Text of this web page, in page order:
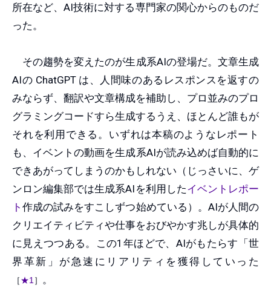
所在など、AI技術に対する専門家の関心からのものだ
った。
その趨勢を変えたのが生成系AIの登場だ。文章生成
AIの ChatGPT は、人間味のあるレスポンスを返すの
みならず、翻訳や文章構成を補助し、プロ並みのプロ
グラミングコードすら生成するうえ、ほとんど誰もが
それを利用できる。いずれは本稿のようなレポート
も、イベントの動画を生成系AIが読み込めば自動的に
できあがってしまうのかもしれない（じっさいに、ゲ
ンロン編集部では生成系AIを利用したイベントレポー
ト作成の試みをすこしずつ始めている）。AIが人間の
クリエイティビティや仕事をおびやかす兆しが具体的
に見えつつある。この1年ほどで、AIがもたらす「世
界革新」が急速にリアリティを獲得していった
［ ★1 ］ 。